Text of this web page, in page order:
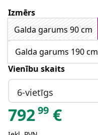
Izmērs
Galda garums 90 cm
Galda garums 190 cm
Vienību skaits
6-vietīgs
79299 €